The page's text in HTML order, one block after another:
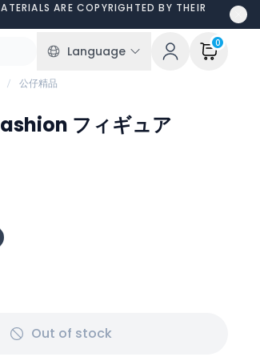
ARE COPYRIGHTED BY THEIR
Language
0
公仔精品
フィギュア
Out of stock